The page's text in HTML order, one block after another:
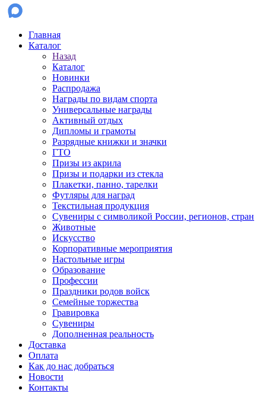
Главная
Каталог
Назад
Каталог
Новинки
Распродажа
Награды по видам спорта
Универсальные награды
Активный отдых
Дипломы и грамоты
Разрядные книжки и значки
ГТО
Призы из акрила
Призы и подарки из стекла
Плакетки, панно, тарелки
Футляры для наград
Текстильная продукция
Сувениры с символикой России, регионов, стран
Животные
Искусство
Корпоративные мероприятия
Настольные игры
Образование
Профессии
Праздники родов войск
Семейные торжества
Гравировка
Сувениры
Дополненная реальность
Доставка
Оплата
Как до нас добраться
Новости
Контакты